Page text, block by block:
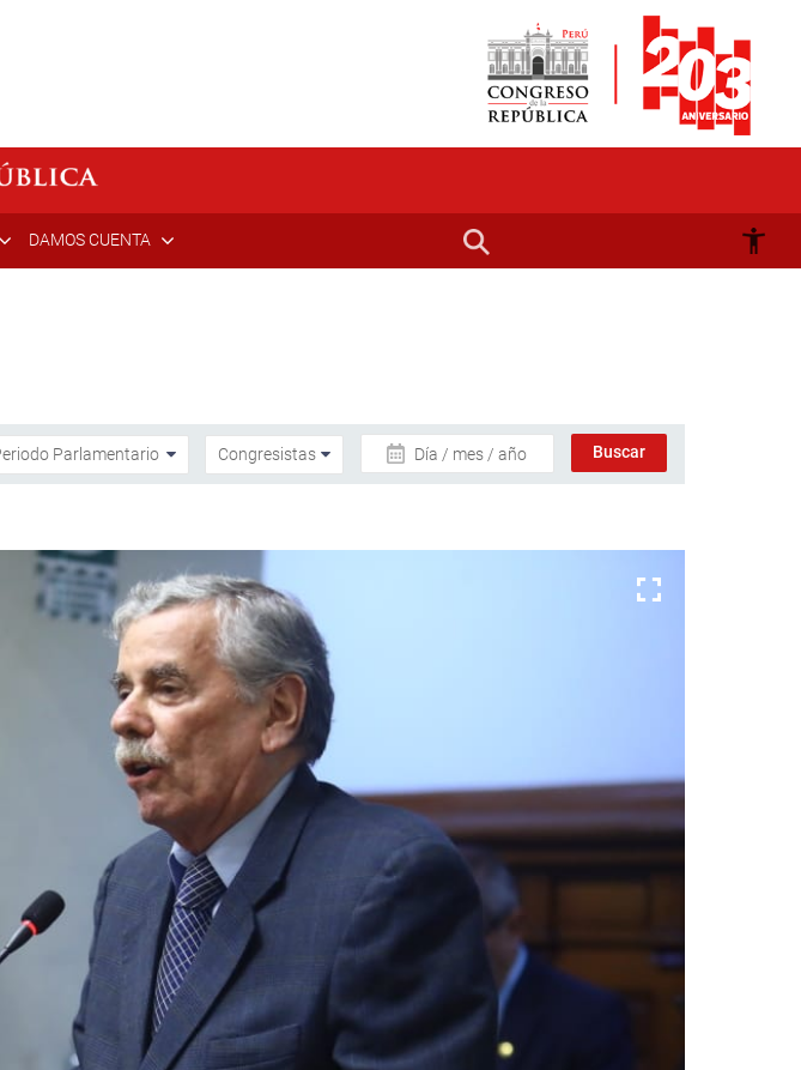
DAMOS CUENTA
Día / mes / año